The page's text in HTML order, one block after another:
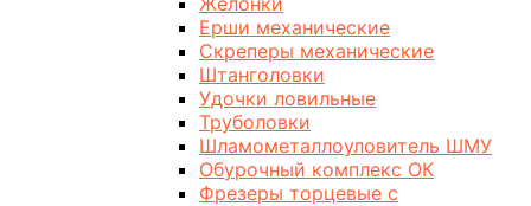
Ерши механические
Скреперы механические
Штанголовки
Удочки ловильные
Труболовки
Шламометаллоуловитель ШМУ
Обурочный комплекс ОК
Фрезеры торцевые с